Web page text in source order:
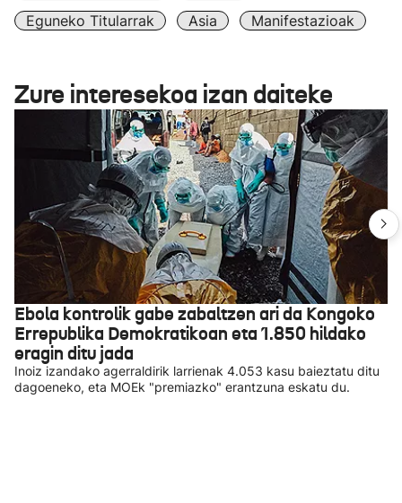
Eguneko Titularrak
Asia Manifestazioak
Zure interesekoa izan daiteke
Ebola kontrolik gabe zabaltzen ari da Kongoko
Errepublika Demokratikoan eta 1.850 hildako
eragin ditu jada
Inoiz izandako agerraldirik larrienak 4.053 kasu baieztatu ditu
dagoeneko, eta MOEk "premiazko" erantzuna eskatu du.